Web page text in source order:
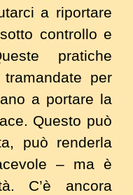
a riportare
controllo e
pratiche
per
a portare la
Questo può
può renderla
– ma è
C’è ancora